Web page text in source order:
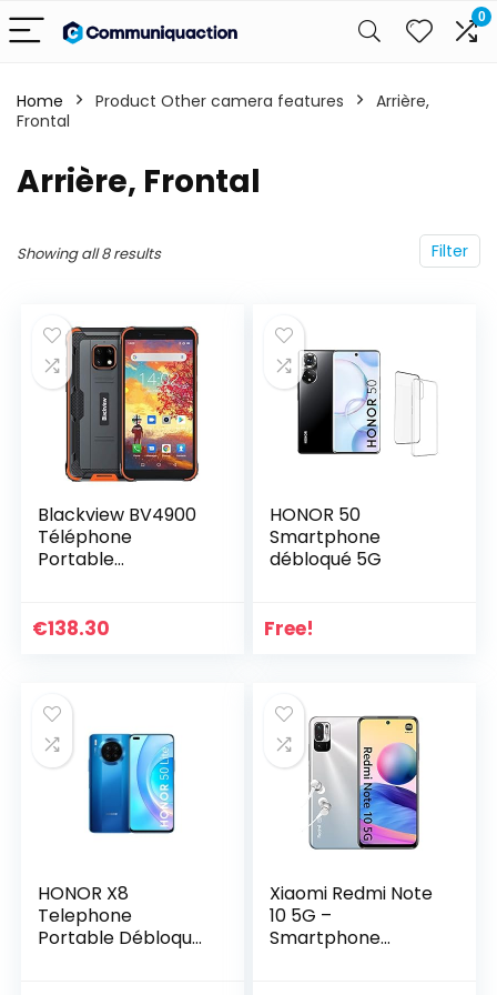
0
Home Product Other camera features
‎Arrière,
Frontal
‎Arrière, Frontal
Filter
Showing all 8 results
Blackview BV4900
Téléphone
Portable
5580mAh, Charge
Android 10
Smartphone
Débloqué,
3Go+32Go(SD
128Go) NFC, GPS,
Dual SIM 4G,
€138.30
HONOR 50
Smartphone
débloqué 5G
Free!
HONOR X8
Telephone
Portable Débloqué
Xiaomi Redmi Note
10 5G –
Smartphone